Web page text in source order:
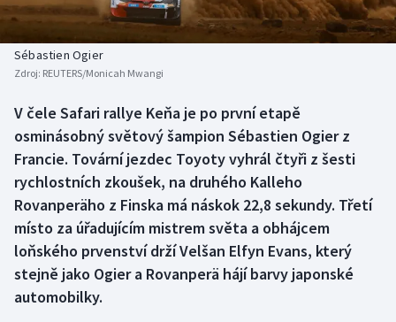
Basketbal
Biatlon
Box
Curling
Dostihy
Florbal
Futsal
Historické návraty
Aplikace ČT sport
Sébastien Ogier
Zdroj: REUTERS/Monicah Mwangi
V čele Safari rallye Keňa je po první etapě
osminásobný světový šampion Sébastien Ogier z
Francie. Tovární jezdec Toyoty vyhrál čtyři z šesti
rychlostních zkoušek, na druhého Kalleho
Rovanperäho z Finska má náskok 22,8 sekundy. Třetí
místo za úřadujícím mistrem světa a obhájcem
loňského prvenství drží Velšan Elfyn Evans, který
stejně jako Ogier a Rovanperä hájí barvy japonské
automobilky.